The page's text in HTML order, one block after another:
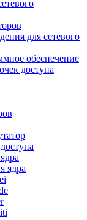
для сетевого
обеспечение
доступа
ядра